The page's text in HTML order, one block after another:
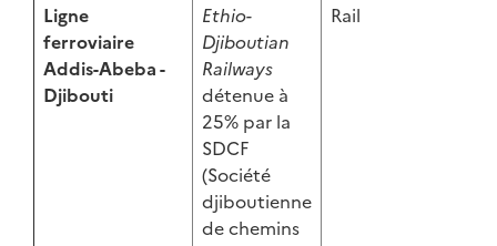
Ligne
ferroviaire
Addis-Abeba -
Djibouti
Ethio-
Djiboutian
Railways
détenue à
25% par la
SDCF
(Société
djiboutienne
de chemins
Rail